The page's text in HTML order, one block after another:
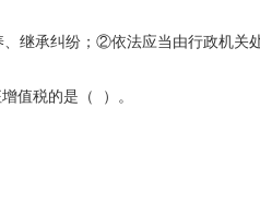
继承纠纷；②依法应当由行政机关
值税的是（ ）。